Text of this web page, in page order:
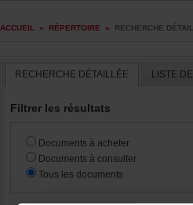
ACCUEIL » RÉPERTOIRE »
RECHERCHEDÉTAILLÉE
Filtrerlesrésultats
Documentsàacheter
Documentsàconsulter
Touslesdocuments